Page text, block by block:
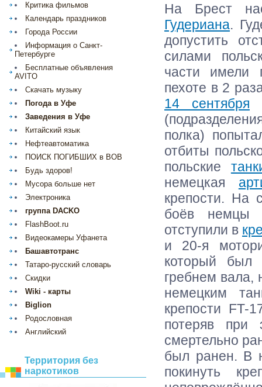
Критика фильмов
Календарь праздников
Города России
Информация о Санкт-
Петербурге
Бесплатные объявления
AVITO
Скачать музыку
Погода в Уфе
Заведения в Уфе
Китайский язык
Нефтеавтоматика
ПОИСК ПОГИБШИХ в ВОВ
Будь здоров!
Мусора больше нет
Электроника
группа DACKO
FlashBoot.ru
Видеокамеры Уфанета
Башавтотранс
Татаро-русский словарь
Скидки
Wiki - карты
Biglion
Родословная
Английский
Территория без
наркотиков
На Брест
Гудериана.
допустить
силами
части имели
пехоте в 2
14 сентября
полка)
отбиты
польские
немецкая
крепости. На
боёв немцы
отступили в
и 20-я
который был
гребнем вала,
немецким
крепости FT-
потеряв
смертельно
был ранен. В
покинуть